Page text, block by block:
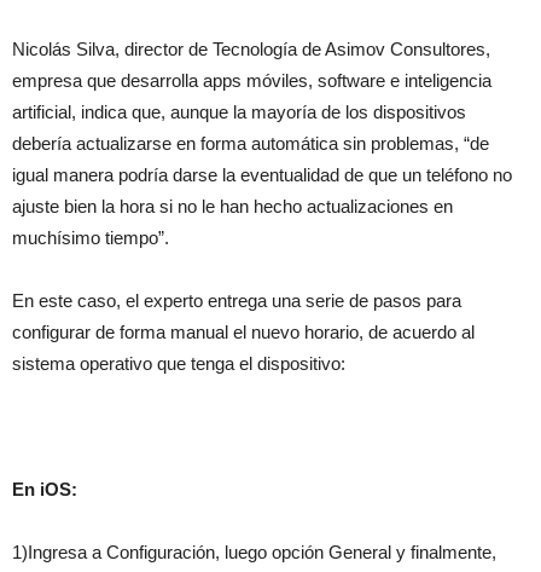
Nicolás Silva, director de Tecnología de Asimov Consultores,
empresa que desarrolla apps móviles, software e inteligencia
artificial, indica que, aunque la mayoría de los dispositivos
debería actualizarse en forma automática sin problemas, “de
igual manera podría darse la eventualidad de que un teléfono no
ajuste bien la hora si no le han hecho actualizaciones en
muchísimo tiempo”.
En este caso, el experto entrega una serie de pasos para
configurar de forma manual el nuevo horario, de acuerdo al
sistema operativo que tenga el dispositivo:
En iOS:
1)Ingresa a Configuración, luego opción General y finalmente,